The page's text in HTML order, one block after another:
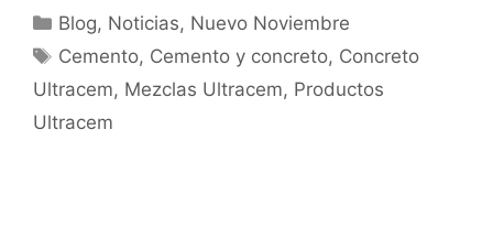
Blog, Noticias, Nuevo Noviembre
Cemento, Cemento y concreto, Concreto
Ultracem, Mezclas Ultracem, Productos
Ultracem